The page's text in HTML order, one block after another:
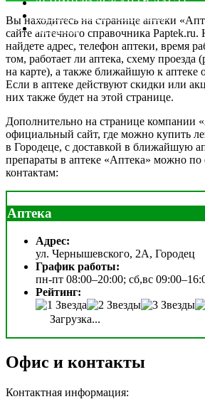
ЛЕНИНГРАДСКАЯ ОБЛАСТЬ
ДРУГИЕ
Вы находитесь на странице аптеки
сайте аптечного справочника
найдете адрес, телефон аптеки, время
том, работает ли аптека, схему проезда
на карте), а также ближайшую к аптеке
Если в аптеке действуют скидки или
них также будет на этой странице.
Дополнительно на странице компании
официальный сайт, где можно купить
в Городеце, с доставкой в ближайшую
препараты в аптеке «Аптека» можно
контактам:
Аптека
Адрес:
ул. Чернышевского, 2А, Городец
График работы:
пн-пт 08:00–20:00; сб,вс
Рейтинг:
Загрузка...
Офис и контакты
Контактная информация: